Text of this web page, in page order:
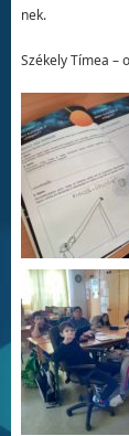
nek.
Székely Tímea –